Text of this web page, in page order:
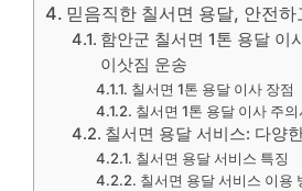
믿음직한 칠서면 용달, 안전
함안군 칠서면 1톤 용달 이
이삿짐 운송
칠서면 1톤 용달 이사 장점
칠서면 1톤 용달 이사 주
칠서면 용달 서비스: 다양
칠서면 용달 서비스 특징
칠서면 용달 서비스 이용